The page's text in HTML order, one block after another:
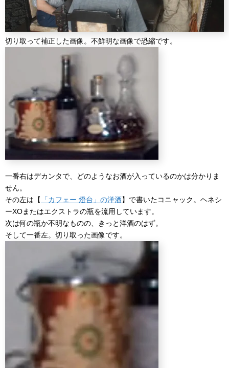
切り取って補正した画像。不鮮明な画像で恐縮です。
一番右はデカンタで、どのようなお酒が入っているのかは分かりま
せん。
その左は【
「カフェー 燈台」の洋酒】で書いたコニャック。ヘネシ
ーXOまたはエクストラの瓶を流用しています。
次は何の瓶か不明なものの、きっと洋酒のはず。
そして一番左。切り取った画像です。